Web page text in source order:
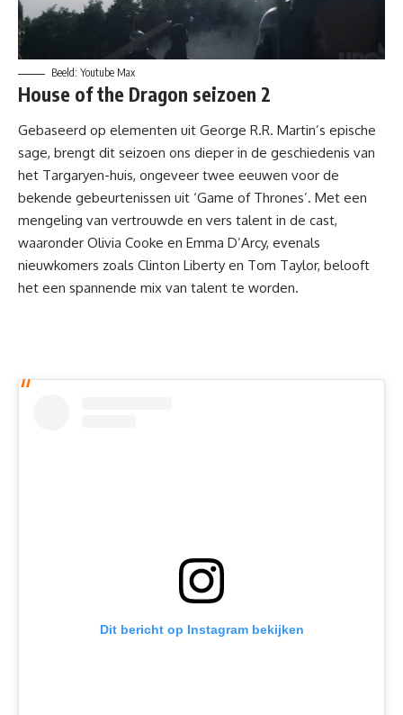
Beeld: Youtube Max
House of the Dragon seizoen 2
Gebaseerd op elementen uit George R.R. Martin’s epische
sage, brengt dit seizoen ons dieper in de geschiedenis van
het Targaryen-huis, ongeveer twee eeuwen voor de
bekende gebeurtenissen uit ‘Game of Thrones’. Met een
mengeling van vertrouwde en vers talent in de cast,
waaronder Olivia Cooke en Emma D’Arcy, evenals
nieuwkomers zoals Clinton Liberty en Tom Taylor, belooft
het een spannende mix van talent te worden.
Dit bericht op Instagram bekijken